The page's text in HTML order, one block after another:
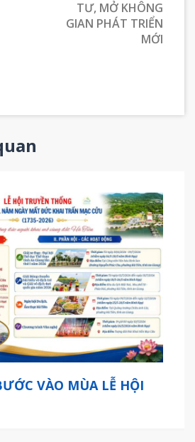
TƯ, MỞ KHÔNG
GIAN PHÁT TRIỂN
MỚI
VÀO MÙA LỄ HỘI